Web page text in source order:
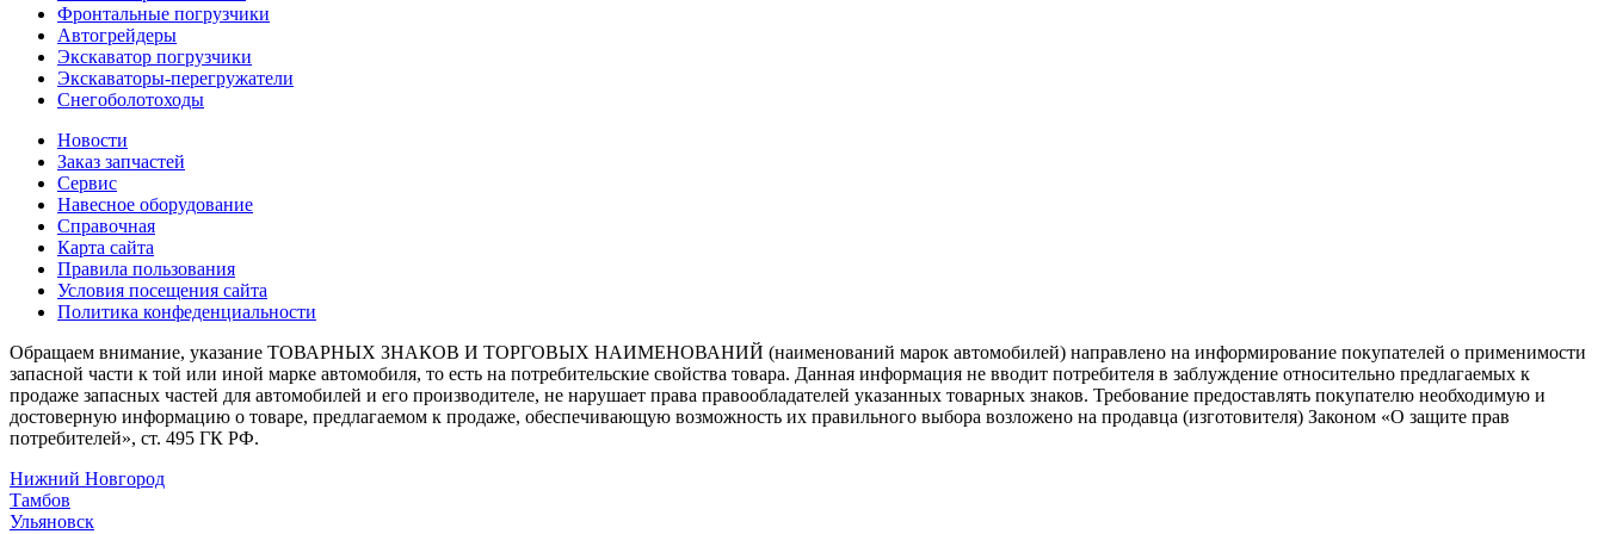
Фронтальные погрузчики
Автогрейдеры
Экскаватор погрузчики
Экскаваторы-перегружатели
Снегоболотоходы
Новости
Заказ запчастей
Сервис
Навесное оборудование
Справочная
Карта сайта
Правила пользования
Условия посещения сайта
Политика конфеденциальности
Обращаем внимание, указание ТОВАРНЫХ ЗНАКОВ И ТОРГОВЫХ НАИМЕНОВАНИЙ (наименований марок автомобилей) направлено на информирование покупателей о применимости
запасной части к той или иной марке автомобиля, то есть на потребительские свойства товара. Данная информация не вводит потребителя в заблуждение относительно предлагаемых к
продаже запасных частей для автомобилей и его производителе, не нарушает права правообладателей указанных товарных знаков. Требование предоставлять покупателю необходимую и
достоверную информацию о товаре, предлагаемом к продаже, обеспечивающую возможность их правильного выбора возложено на продавца (изготовителя) Законом «О защите прав
потребителей», ст. 495 ГК РФ.
Нижний Новгород
Тамбов
Ульяновск